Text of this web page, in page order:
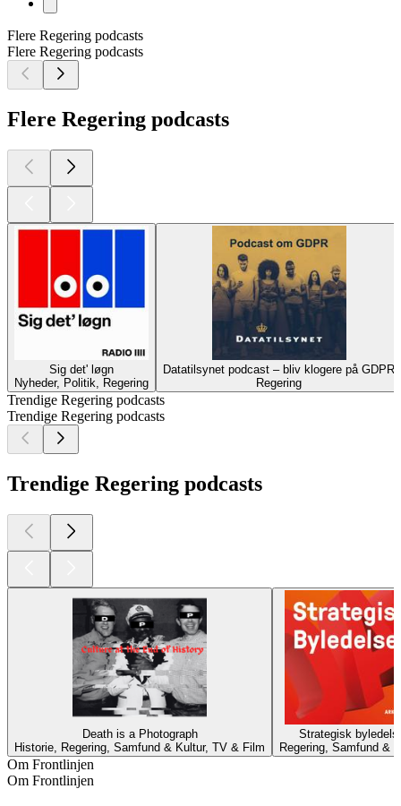
Flere Regering podcasts
Flere Regering podcasts
Flere Regering podcasts
Sig det' løgn
Nyheder, Politik, Regering
Datatilsynet podcast – bliv klogere på GDPR
Regering
Trendige Regering podcasts
Trendige Regering podcasts
Trendige Regering podcasts
Death is a Photograph
Historie, Regering, Samfund & Kultur, TV & Film
Strategisk
Regering, Samfund &
Om Frontlinjen
Om Frontlinjen